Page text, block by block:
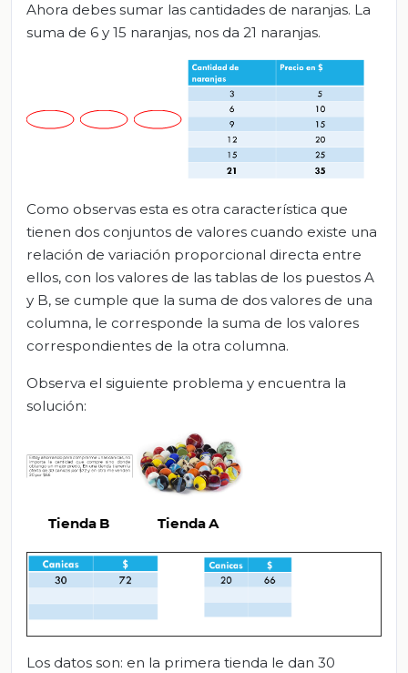
Ahora debes sumar las cantidades de naranjas. La
suma de 6 y 15 naranjas, nos da 21 naranjas.
Como observas esta es otra característica que
tienen dos conjuntos de valores cuando existe una
relación de variación proporcional directa entre
ellos, con los valores de las tablas de los puestos A
y B, se cumple que la suma de dos valores de una
columna, le corresponde la suma de los valores
correspondientes de la otra columna.
Observa el siguiente problema y encuentra la
solución:
Los datos son: en la primera tienda le dan 30